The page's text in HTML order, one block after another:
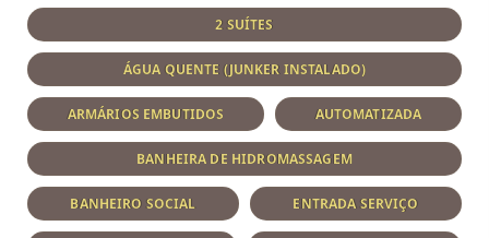
2 SUÍTES
ÁGUA QUENTE (JUNKER INSTALADO)
ARMÁRIOS EMBUTIDOS AUTOMATIZADA
BANHEIRA DE HIDROMASSAGEM
BANHEIRO SOCIAL ENTRADA SERVIÇO